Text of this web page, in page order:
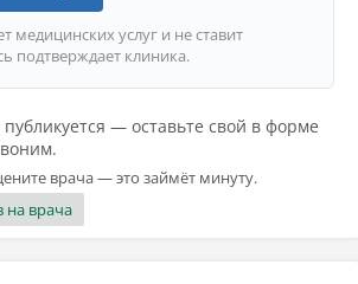
медицинских услуг и не ставит
подтверждает клиника.
— оставьте свой в форме
врача — это займёт минуту.
на врача